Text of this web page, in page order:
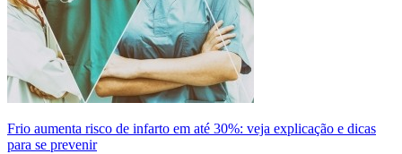
Frio aumenta risco de infarto em até 30%: veja explicação e dicas
para se prevenir